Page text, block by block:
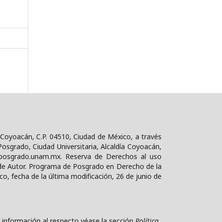
C.P. 04510, Ciudad de México, a través
Ciudad Universitaria, Alcaldía Coyoacán,
Reserva de Derechos al uso
Autor. Programa de Posgrado en Derecho de la
fecha de la última modificación, 26 de junio de